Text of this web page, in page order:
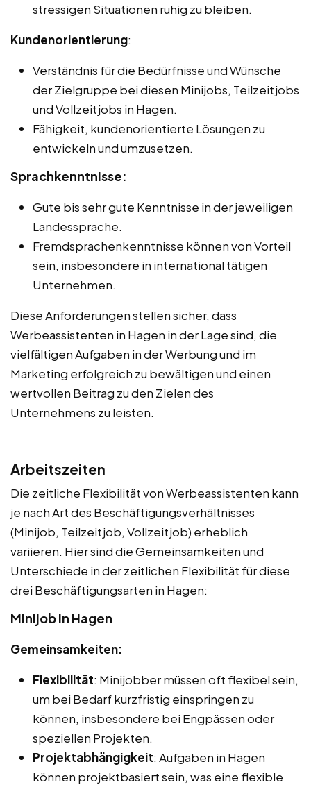
stressigen Situationen ruhig zu bleiben.
Kundenorientierung:
Verständnis für die Bedürfnisse und Wünsche
der Zielgruppe bei diesen Minijobs, Teilzeitjobs
und Vollzeitjobs in Hagen.
Fähigkeit, kundenorientierte Lösungen zu
entwickeln und umzusetzen.
Sprachkenntnisse:
Gute bis sehr gute Kenntnisse in der jeweiligen
Landessprache.
Fremdsprachenkenntnisse können von Vorteil
sein, insbesondere in international tätigen
Unternehmen.
Diese Anforderungen stellen sicher, dass
Werbeassistenten in Hagen in der Lage sind, die
vielfältigen Aufgaben in der Werbung und im
Marketing erfolgreich zu bewältigen und einen
wertvollen Beitrag zu den Zielen des
Unternehmens zu leisten.
Arbeitszeiten
Die zeitliche Flexibilität von Werbeassistenten kann
je nach Art des Beschäftigungsverhältnisses
(Minijob, Teilzeitjob, Vollzeitjob) erheblich
variieren. Hier sind die Gemeinsamkeiten und
Unterschiede in der zeitlichen Flexibilität für diese
drei Beschäftigungsarten in Hagen:
Minijob in Hagen
Gemeinsamkeiten:
Flexibilität: Minijobber müssen oft flexibel sein,
um bei Bedarf kurzfristig einspringen zu
können, insbesondere bei Engpässen oder
speziellen Projekten.
Projektabhängigkeit: Aufgaben in Hagen
können projektbasiert sein, was eine flexible